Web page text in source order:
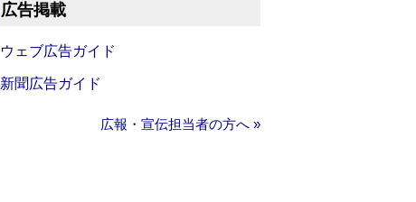
広告掲載
ウェブ広告ガイド
新聞広告ガイド
広報・宣伝担当者の方へ »